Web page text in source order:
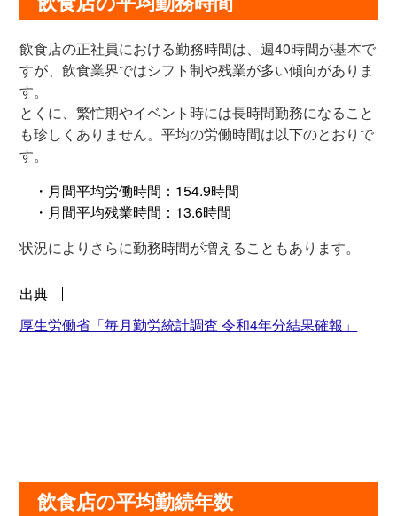
飲食店の正社員における勤務時間は、週40時間が基本で
すが、飲食業界ではシフト制や残業が多い傾向がありま
す。
とくに、繁忙期やイベント時には長時間勤務になること
も珍しくありません。平均の労働時間は以下のとおりで
す。
・月間平均労働時間：154.9時間
・月間平均残業時間：13.6時間
状況によりさらに勤務時間が増えることもあります。
出典
厚生労働省「毎月勤労統計調査 令和4年分結果確報」
飲食店の平均勤続年数